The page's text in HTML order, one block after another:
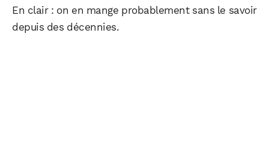
En clair : on en mange probablement sans le savoir
depuis des décennies.